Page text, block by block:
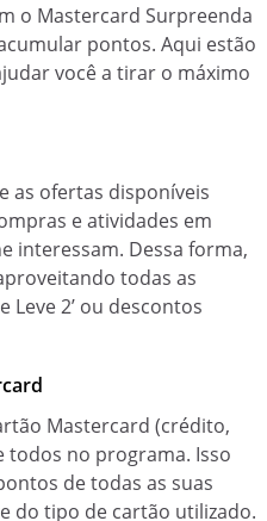
o Mastercard Surpreenda
pontos. Aqui estão
você a tirar o máximo
as ofertas disponíveis
e atividades em
interessam. Dessa forma,
todas as
Leve 2’ ou descontos
Mastercard (crédito,
todos no programa. Isso
de todas as suas
do tipo de cartão utilizado.